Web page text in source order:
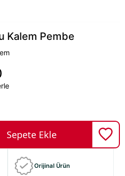
Kalem Pembe
Orijinal Ürün